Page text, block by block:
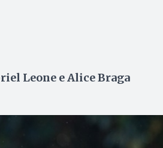
Leone e Alice Braga